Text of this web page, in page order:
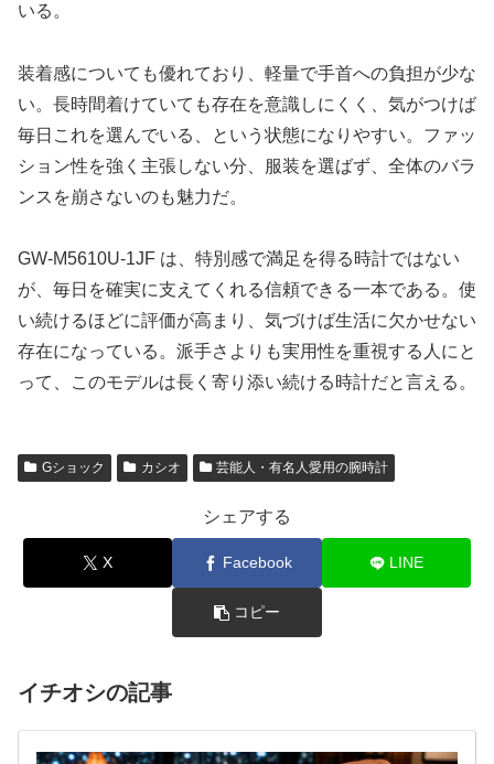
いる。
装着感についても優れており、軽量で手首への負担が少な
い。長時間着けていても存在を意識しにくく、気がつけば
毎日これを選んでいる、という状態になりやすい。ファッ
ション性を強く主張しない分、服装を選ばず、全体のバラ
ンスを崩さないのも魅力だ。
GW-M5610U-1JF は、特別感で満足を得る時計ではない
が、毎日を確実に支えてくれる信頼できる一本である。使
い続けるほどに評価が高まり、気づけば生活に欠かせない
存在になっている。派手さよりも実用性を重視する人にと
って、このモデルは長く寄り添い続ける時計だと言える。
Gショック カシオ 芸能人・有名人愛用の腕時計
シェアする
X Facebook LINE
コピー
イチオシの記事